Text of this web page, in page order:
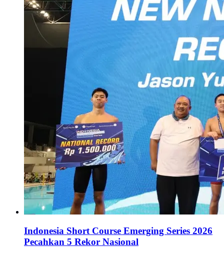
Indonesia Short Course Emerging Series 2026
Pecahkan 5 Rekor Nasional